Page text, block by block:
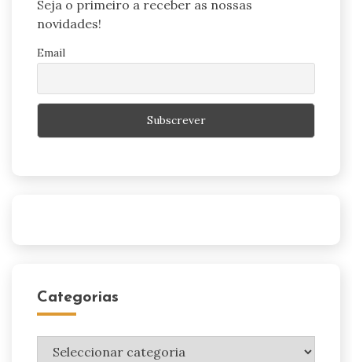
Seja o primeiro a receber as nossas
novidades!
Email
Categorias
Categorias